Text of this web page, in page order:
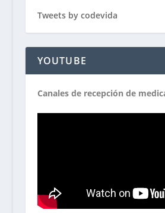
Tweets by codevida
YOUTUBE
Canales de recepción de